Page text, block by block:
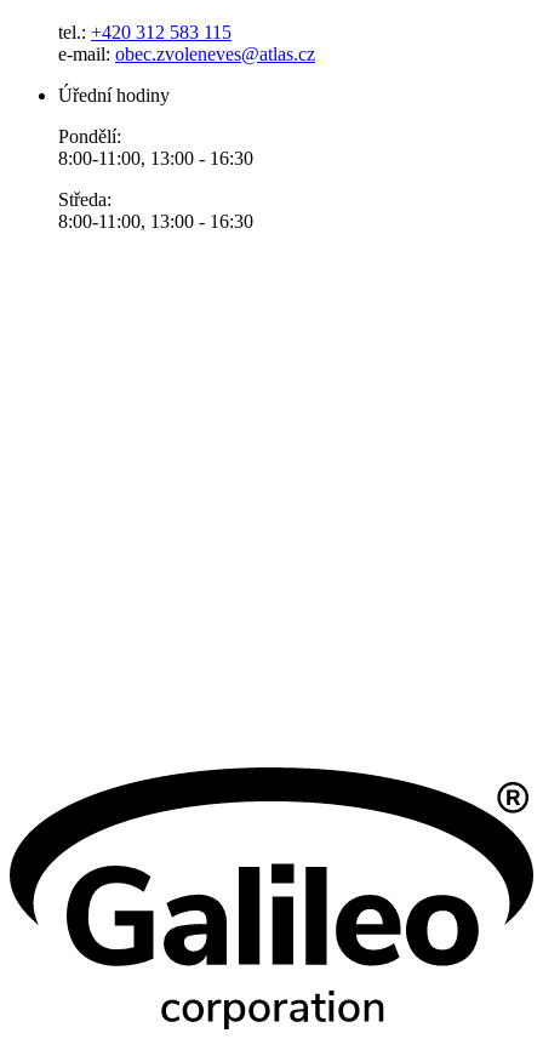
tel.: +420 312 583 115
e-mail: obec.zvoleneves@atlas.cz
Úřední hodiny
Pondělí:
8:00-11:00, 13:00 - 16:30
Středa:
8:00-11:00, 13:00 - 16:30